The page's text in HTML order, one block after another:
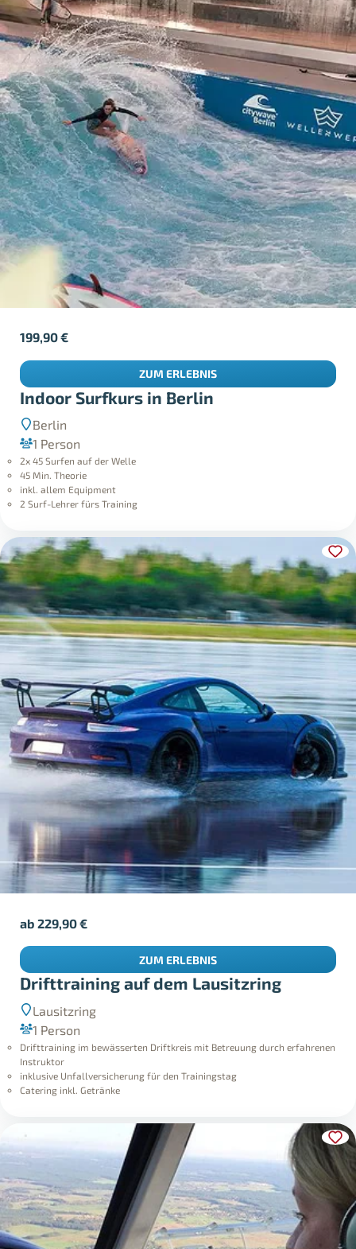
Indoor Surfkurs in Berlin
Berlin
1 Person
2x 45 Surfen auf der Welle
45 Min. Theorie
inkl. allem Equipment
2 Surf-Lehrer fürs Training
199,90€
ZUM ERLEBNIS
Drifttraining auf dem Lausitzring
Lausitzring
1 Person
Drifttraining im bewässerten Driftkreis mit Betreuung durch erfahrenen
Instruktor
inklusive Unfallversicherung für den Trainingstag
Catering inkl. Getränke
ab229,90€
ZUM ERLEBNIS